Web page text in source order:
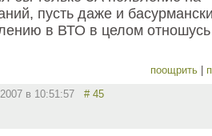
пусть даже и
в ВТО в целом отношусь
поощрить
в 10:51:57 # 45